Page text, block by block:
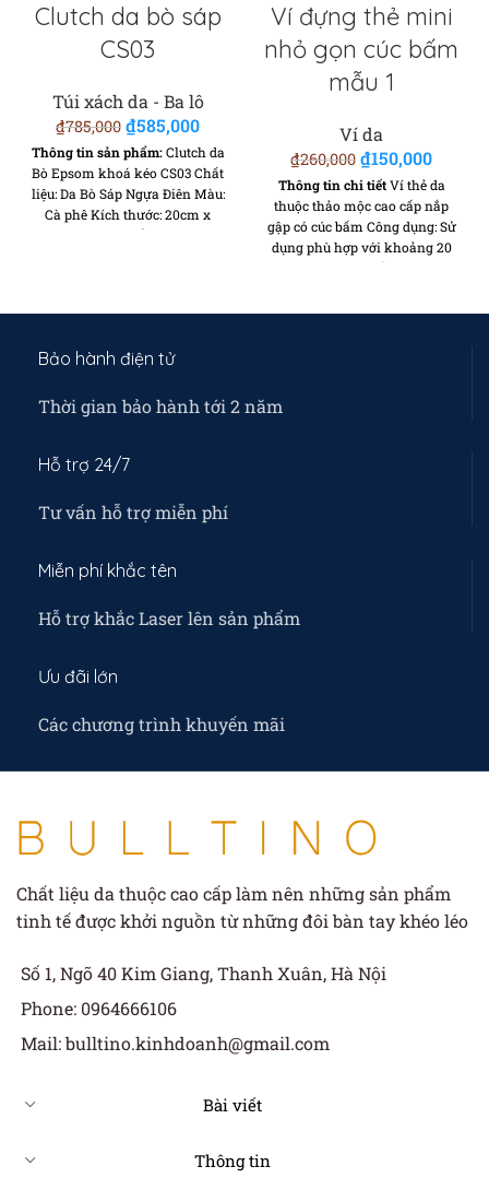
Clutch da bò sáp
CS03
Túi xách da - Ba lô
₫785,000
Giá gốc là:
₫785,000.
₫585,000
tại là:
₫585,000.
Thông tin sản phẩm:Clutch da
Bò Epsom khoá kéo CS03 Chất
liệu: Da Bò Sáp Ngựa Điên Màu:
Cà phê Kích thước: 20cm x
11,4cm x 3,7cm Kiểu dáng: Khoá
khoá, tai nghe Bảo hành: 12
Ví đựng thẻ mini
nhỏ gọn cúc bấm
mẫu 1
Ví da
₫260,000
Giá gốc là:
₫260,000.
₫150,000
Thông tin chi tiếtVí thẻ da
thuộc thảo mộc cao cấp nắp
gập có cúc bấm Công dụng: Sử
dụng phù hợp với khoảng 20
thẻ, cùng 20 tờ tiền trong 1
Da thuộc thảo mộc Vegtan, Da
Bảo hành điện tử
Thời gian bảo hành tới 2 năm
Hỗ trợ 24/7
Tư vấn hỗ trợ miễn phí
Miễn phí khắc tên
Hỗ trợ khắc Laser lên sản phẩm
Ưu đãi lớn
Các chương trình khuyến mãi
Chất liệu da thuộc cao cấp làm nên những sản phẩm
tinh tế được khởi nguồn từ những đôi bàn tay khéo léo
Số 1, Ngõ 40 Kim Giang, Thanh Xuân, Hà Nội
Phone: 0964666106
Mail: bulltino.kinhdoanh@gmail.com
Bài viết
Thông tin